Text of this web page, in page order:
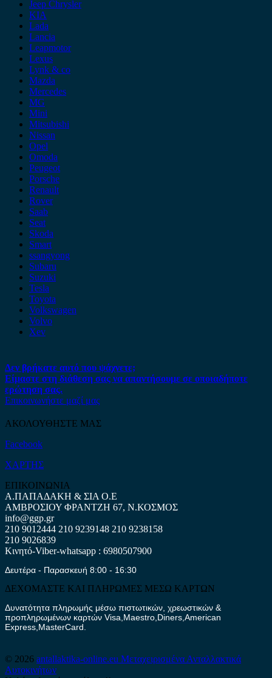
Jeep Chrysler
KIA
Lada
Lancia
Leapmotor
Lexus
Lynk & co
Mazda
Mercedes
MG
Mini
Mitsubishi
Nissan
Opel
Omoda
Peugeot
Porsche
Renault
Rover
Saab
Seat
Skoda
Smart
ssangyong
Subaru
Suzuki
Tesla
Toyota
Volkswagen
Volvo
Xev
Δεν βρήκατε αυτό που ψάχνετε;
Είμαστε στη διάθεση σας να απαντήσουμε σε οποιαδήποτε
ερώτηση σας.
Επικοινωνήστε μαζί μας
ΑΚΟΛΟΥΘΗΣΤΕ ΜΑΣ
Facebook
ΧΑΡΤΗΣ
ΕΠΙΚΟΙΝΩΝΙΑ
Α.ΠΑΠΑΔΑΚΗ & ΣΙΑ Ο.Ε
ΑΜΒΡΟΣΙΟΥ ΦΡΑΝΤΖΗ 67, Ν.ΚΟΣΜΟΣ
info@ggp.gr
210 9012444 210 9239148 210 9238158
210 9026839
Κινητό-Viber-whatsapp : 6980507900
Δευτέρα - Παρασκευή 8:00 - 16:30
ΔΕΧΟΜΑΣΤΕ ΚΑΙ ΠΛΗΡΩΜΕΣ ΜΕΣΩ ΚΑΡΤΩΝ
Δυνατότητα πληρωμής μέσω πιστωτικών, χρεωστικών &
προπληρωμένων καρτών Visa,Maestro,Diners,American
Express,MasterCard.
© 2026 antallaktika-online.eu Μεταχειρισμένα Ανταλλακτικά
Αυτοκινήτων